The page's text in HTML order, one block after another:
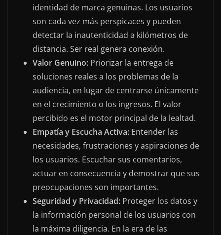
identidad de marca genuinas. Los usuarios
son cada vez más perspicaces y pueden
detectar la inautenticidad a kilómetros de
distancia. Ser real genera conexión.
Valor Genuino: Priorizar la entrega de
soluciones reales a los problemas de la
audiencia, en lugar de centrarse únicamente
en el crecimiento o los ingresos. El valor
percibido es el motor principal de la lealtad.
Empatía y Escucha Activa: Entender las
necesidades, frustraciones y aspiraciones de
los usuarios. Escuchar sus comentarios,
actuar en consecuencia y demostrar que sus
preocupaciones son importantes.
Seguridad y Privacidad: Proteger los datos y
la información personal de los usuarios con
la máxima diligencia. En la era de las